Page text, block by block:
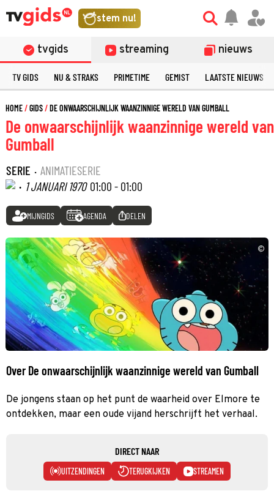
stem nu!
tvgids streaming nieuws
TV GIDS NU & STRAKS PRIMETIME GEMIST LAATSTE NIEUWS
HOME GIDS DE ONWAARSCHIJNLIJK WAANZINNIGE WERELD VAN GUMBALL
De onwaarschijnlijk waanzinnige wereld van
Gumball
SERIE · ANIMATIESERIE
· 1 JANUARI 1970 01:00 - 01:00
MIJNGIDS AGENDA DELEN
©
Over De onwaarschijnlijk waanzinnige wereld van Gumball
De jongens staan op het punt de waarheid over Elmore te
ontdekken, maar een oude vijand herschrijft het verhaal.
DIRECT NAAR
UITZENDINGEN TERUGKIJKEN STREAMEN